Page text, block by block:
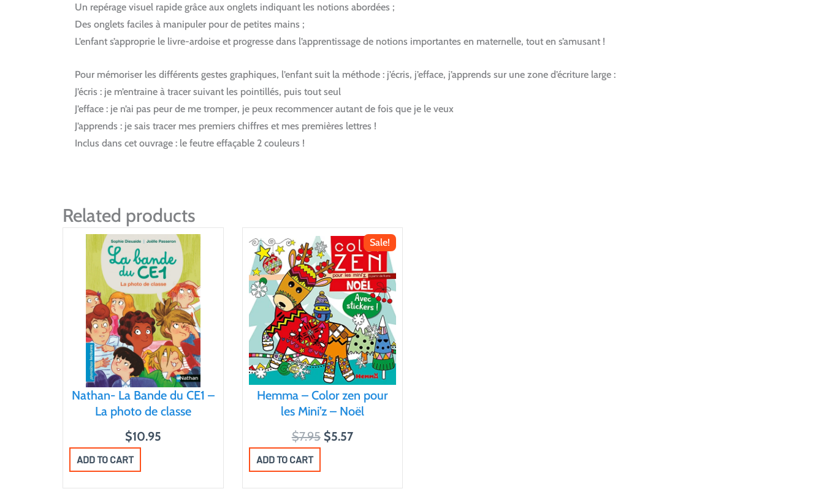
Un repérage visuel rapide grâce aux onglets indiquant les notions abordées ;
Des onglets faciles à manipuler pour de petites mains ;
L’enfant s’approprie le livre-ardoise et progresse dans l’apprentissage de notions importantes en maternelle, tout en s’amusant !
Pour mémoriser les différents gestes graphiques, l’enfant suit la méthode : j’écris, j’efface, j’apprends sur une zone d’écriture large :
J’écris : je m’entraine à tracer suivant les pointillés, puis tout seul
J’efface : je n’ai pas peur de me tromper, je peux recommencer autant de fois que je le veux
J’apprends : je sais tracer mes premiers chiffres et mes premières lettres !
Inclus dans cet ouvrage : le feutre effaçable 2 couleurs !
Related products
Nathan- La Bande du CE1 –
La photo de classe
$10.95
ADD TO CART
Sale!
Hemma – Color zen pour
les Mini’z – Noël
$7.95 O
g
$5.57C
r
ADD TO CART